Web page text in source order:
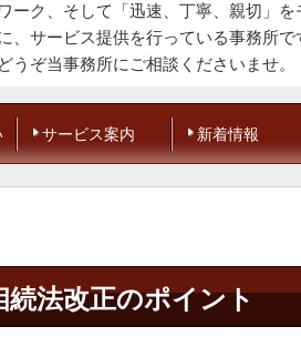
ーク、そして「迅速、丁寧、親切」を
サービス提供を行っている事務所で
ぞ当事務所にご相談くださいませ。
サービス案内 新着情報
法改正のポイント